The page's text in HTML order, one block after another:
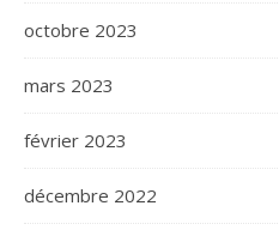
octobre 2023
mars 2023
février 2023
décembre 2022